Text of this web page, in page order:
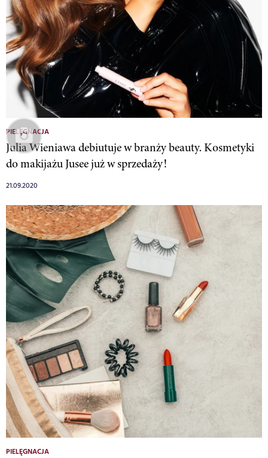
PIELĘGNACJA
Julia Wieniawa debiutuje w branży beauty. Kosmetyki
do makijażu Jusee już w sprzedaży!
21.09.2020
PIELĘGNACJA